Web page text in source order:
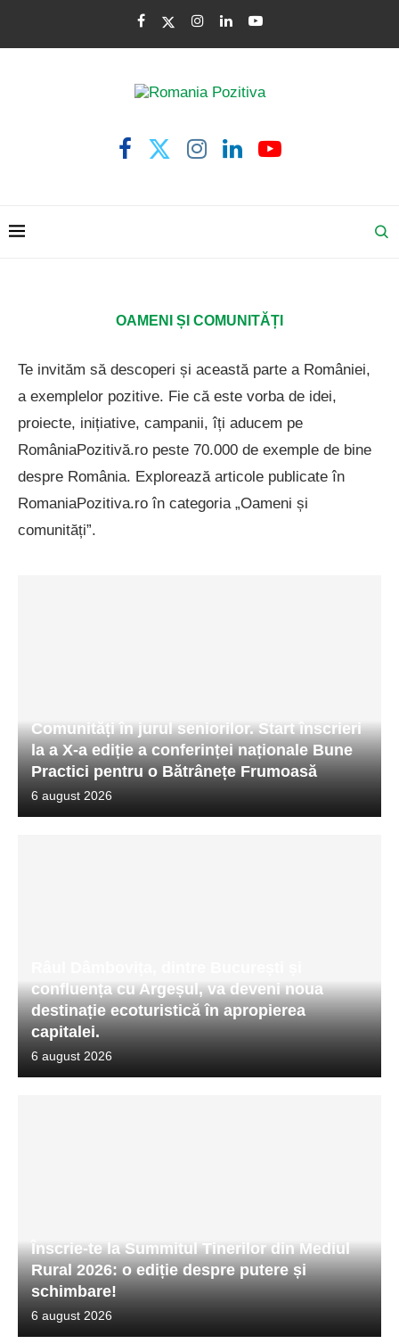
OAMENI ȘI COMUNITĂȚI
Te invităm să descoperi și această parte a României,
a exemplelor pozitive. Fie că este vorba de idei,
proiecte, inițiative, campanii, îți aducem pe
RomâniaPozitivă.ro peste 70.000 de exemple de bine
despre România. Explorează articole publicate în
RomaniaPozitiva.ro în categoria „Oameni și
comunități”.
Comunități în jurul seniorilor. Start înscrieri
la a X-a ediție a conferinței naționale Bune
Practici pentru o Bătrânețe Frumoasă
6 august 2026
confluența cu Argeșul, va deveni noua
destinație ecoturistică în apropierea
capitalei.
6 august 2026
Înscrie-te la Summitul Tinerilor din Mediul
Rural 2026: o ediție despre putere și
schimbare!
6 august 2026